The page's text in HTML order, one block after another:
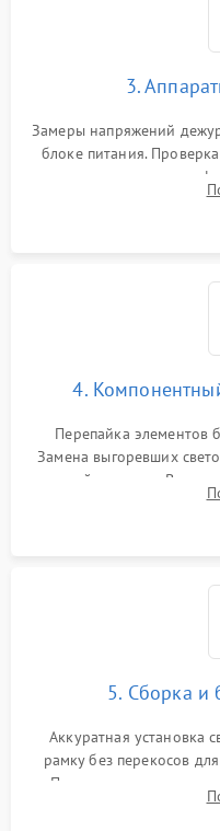
3.
Замеры напряжений
блоке питания.
помощью
светодиодных
4.
Перепайка элементов
Замена выгоревших
хрупкой матрицы.
прошивка
5. Сборка и
Аккуратная установка
рамку без перекосов
Подключение
Сброс настроек и